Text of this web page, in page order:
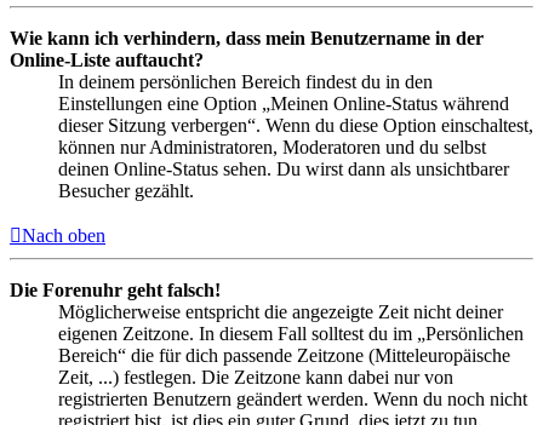
Wie kann ich verhindern, dass mein Benutzername in der
Online-Liste auftaucht?
In deinem persönlichen Bereich findest du in den
Einstellungen eine Option „Meinen Online-Status während
dieser Sitzung verbergen“. Wenn du diese Option einschaltest,
können nur Administratoren, Moderatoren und du selbst
deinen Online-Status sehen. Du wirst dann als unsichtbarer
Besucher gezählt.
Nach oben
Die Forenuhr geht falsch!
Möglicherweise entspricht die angezeigte Zeit nicht deiner
eigenen Zeitzone. In diesem Fall solltest du im „Persönlichen
Bereich“ die für dich passende Zeitzone (Mitteleuropäische
Zeit, ...) festlegen. Die Zeitzone kann dabei nur von
registrierten Benutzern geändert werden. Wenn du noch nicht
registriert bist, ist dies ein guter Grund, dies jetzt zu tun.